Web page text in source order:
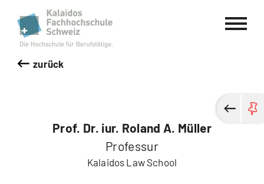
Kalaidos Fachhochschule Schweiz
zurück
Prof. Dr. iur. Roland A. Müller
Professur
Kalaidos Law School